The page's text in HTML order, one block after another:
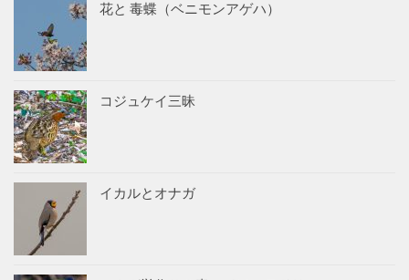
花と 毒蝶（ベニモンアゲハ）
コジュケイ三昧
イカルとオナガ